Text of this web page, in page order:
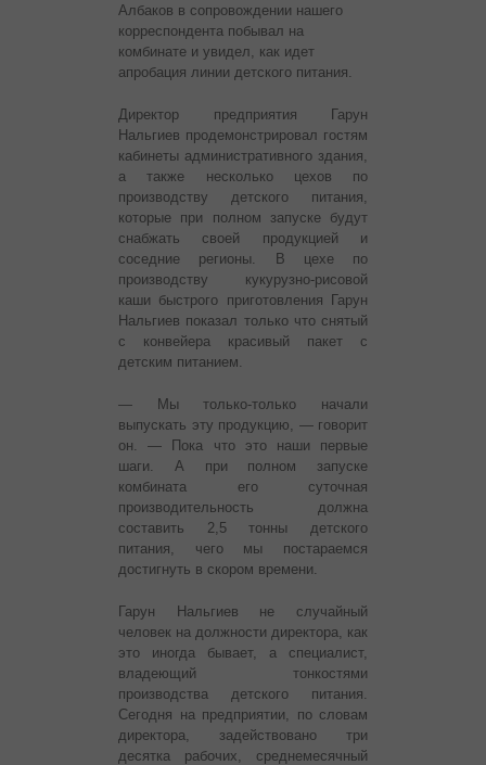
Албаков в сопровождении нашего
корреспондента побывал на
комбинате и увидел, как идет
апробация линии детского питания.
Директор предприятия Гарун
Нальгиев продемонстрировал гостям
кабинеты административного здания,
а также несколько цехов по
производству детского питания,
которые при полном запуске будут
снабжать своей продукцией и
соседние регионы. В цехе по
производству кукурузно-рисовой
каши быстрого приготовления Гарун
Нальгиев показал только что снятый
с конвейера красивый пакет с
детским питанием.
— Мы только-только начали
выпускать эту продукцию, — говорит
он. — Пока что это наши первые
шаги. А при полном запуске
комбината его суточная
производительность должна
составить 2,5 тонны детского
питания, чего мы постараемся
достигнуть в скором времени.
Гарун Нальгиев не случайный
человек на должности директора, как
это иногда бывает, а специалист,
владеющий тонкостями
производства детского питания.
Сегодня на предприятии, по словам
директора, задействовано три
десятка рабочих, среднемесячный